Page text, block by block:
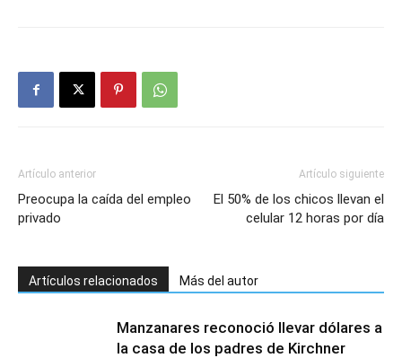
Artículo anterior
Preocupa la caída del empleo
privado
Artículo siguiente
El 50% de los chicos llevan el
celular 12 horas por día
Artículos relacionados Más del autor
Manzanares reconoció llevar dólares a
la casa de los padres de Kirchner